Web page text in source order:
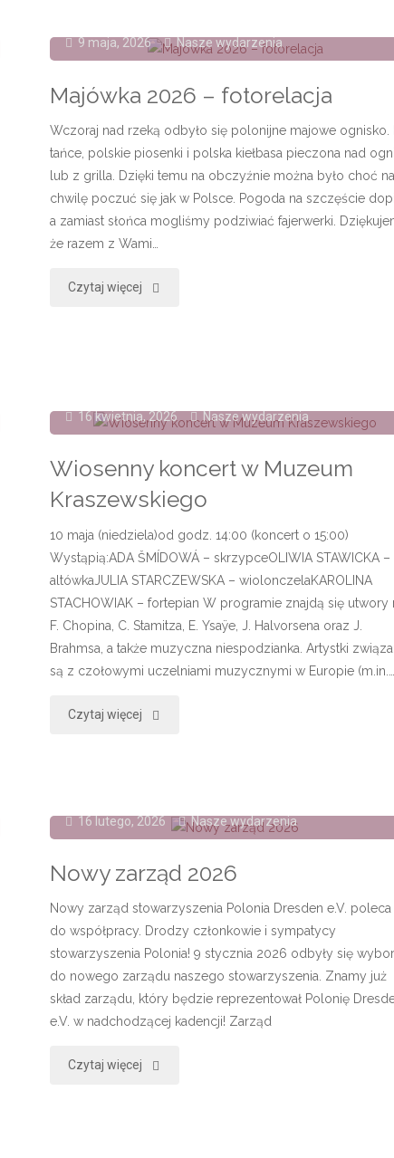
30.05.2026"
9 maja, 2026 Nasze wydarzenia
Majówka 2026 – fotorelacja
Wczoraj nad rzeką odbyło się polonijne majowe ognisko.
tańce, polskie piosenki i polska kiełbasa pieczona nad
lub z grilla. Dzięki temu na obczyźnie można było choć na
chwilę poczuć się jak w Polsce. Pogoda na szczęście
a zamiast słońca mogliśmy podziwiać fajerwerki.
że razem z Wami…
Czytaj więcej "Majówka
16 kwietnia, 2026 Nasze wydarzenia
Wiosenny koncert w Muzeum
Kraszewskiego
10 maja (niedziela)od godz. 14:00 (koncert o 15:00)
Wystąpią:ADA ŠMÍDOWÁ – skrzypceOLIWIA STAWICKA –
altówkaJULIA STARCZEWSKA – wiolonczelaKAROLINA
STACHOWIAK – fortepian W programie znajdą się utwory
F. Chopina, C. Stamitza, E. Ysaÿe, J. Halvorsena oraz J.
Brahmsa, a także muzyczna niespodzianka. Artystki
są z czołowymi uczelniami muzycznymi w Europie (m.in.…
Czytaj więcej "Wiosenny
Muzeum
Kraszewskiego"
16 lutego, 2026 Nasze wydarzenia
Nowy zarząd 2026
Nowy zarząd stowarzyszenia Polonia Dresden e.V. poleca
do współpracy. Drodzy członkowie i sympatycy
stowarzyszenia Polonia! 9 stycznia 2026 odbyły się
do nowego zarządu naszego stowarzyszenia. Znamy już
skład zarządu, który będzie reprezentował Polonię
e.V. w nadchodzącej kadencji! Zarząd
Czytaj więcej "Nowy